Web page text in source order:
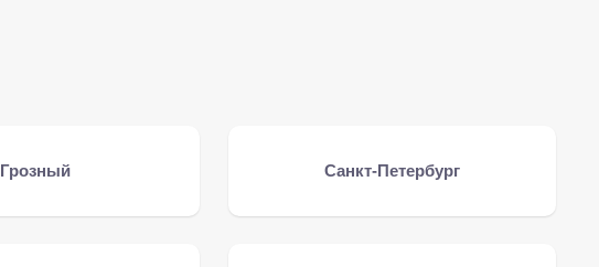
Грозный Санкт-Петербург